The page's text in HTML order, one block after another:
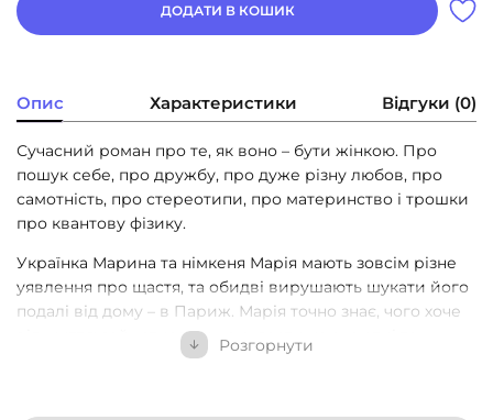
ДОДАТИ В КОШИК
Опис Характеристики Відгуки (0)
Сучасний роман про те, як воно – бути жінкою. Про
пошук себе, про дружбу, про дуже різну любов, про
самотність, про стереотипи, про материнство і трошки
про квантову фізику.
Українка Марина та німкеня Марія мають зовсім різне
уявлення про щастя, та обидві вирушають шукати його
подалі від дому – в Париж. Марія точно знає, чого хоче
від життя: займатися наукою, грати на скрипці та
знайти справжнє кохання. Марина ж натомість знає,
Розгорнути